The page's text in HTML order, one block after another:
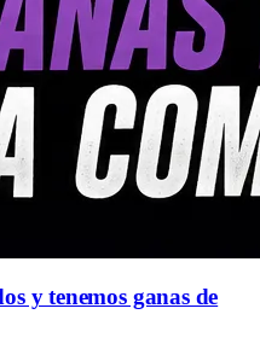
y tenemos ganas de